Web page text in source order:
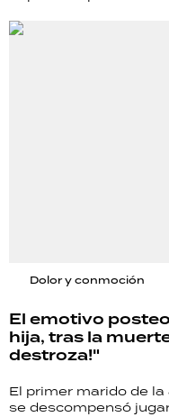
Dolor y conmoción
El emotivo
hija, tras la
destroza!"
El primer marido de
se descompensó